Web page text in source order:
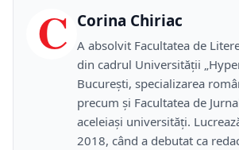
C Corina Chiriac
A absolvit Facultatea de
din cadrul Universității
București, specializarea
precum și Facultatea de
aceleiași universități.
2018, când a debutat ca